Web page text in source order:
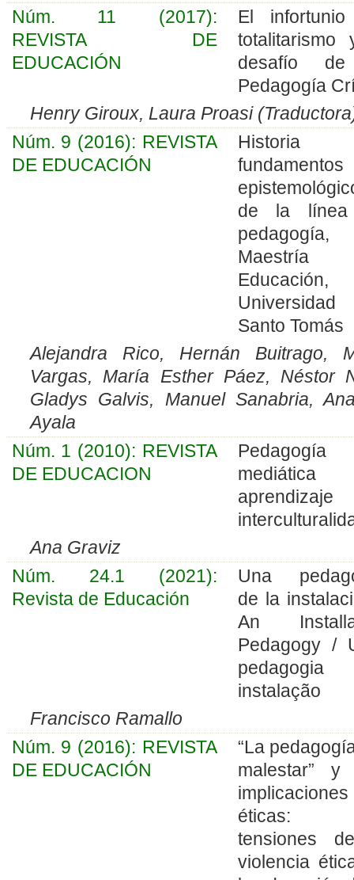
Núm. 11 (2017):
REVISTA DE
EDUCACIÓN
El
totalitarismo
desafío
Pedagogía
Henry Giroux, Laura Proasi
Núm. 9 (2016): REVISTA
DE EDUCACIÓN
fundamentos
de la
pedagogía,
Maestría
Educación,
Universidad
Santo Tomás
Alejandra Rico, Hernán Buitrago,
Vargas, María Esther Páez, Néstor
Gladys Galvis, Manuel Sanabria,
Ayala
Núm. 1 (2010): REVISTA
DE EDUCACION
Pedagogía
Ana Graviz
Núm. 24.1 (2021):
Revista de Educación
Una
de la
An
Pedagogy /
instalação
Francisco Ramallo
Núm. 9 (2016): REVISTA
DE EDUCACIÓN
“La
malestar” y
implicaciones
éticas:
tensiones
violencia